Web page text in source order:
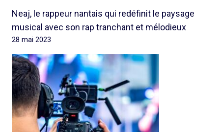
Neaj, le rappeur nantais qui redéfinit le paysage
musical avec son rap tranchant et mélodieux
28 mai 2023